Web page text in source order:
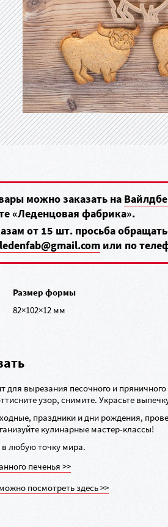
можно заказать на
«Леденцовая фабрика».
от 15 шт. просьба
ledenfab@gmail.com или по
Размер формы
82×102×12 мм
для вырезания песочного и
узор, снимите. Украсьте
праздники и дни рождения,
кулинарные мастер-классы!
в любую точку мира.
печенья >>
посмотреть здесь >>